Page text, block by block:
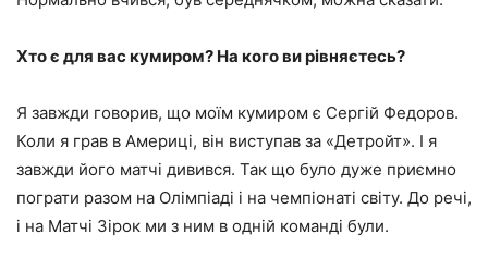
Хто є для вас кумиром? На кого ви рівняєтесь?
Я завжди говорив, що моїм кумиром є Сергій Федоров.
Коли я грав в Америці, він виступав за «Детройт». І я
завжди його матчі дивився. Так що було дуже приємно
пограти разом на Олімпіаді і на чемпіонаті світу. До речі,
і на Матчі Зірок ми з ним в одній команді були.